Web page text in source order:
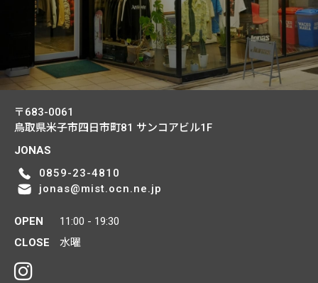
〒683-0061
鳥取県米子市四日市町81 サンコアビル1F
JONAS
0859-23-4810
jonas@mist.ocn.ne.jp
OPEN
11:00 - 19:30
CLOSE
水曜